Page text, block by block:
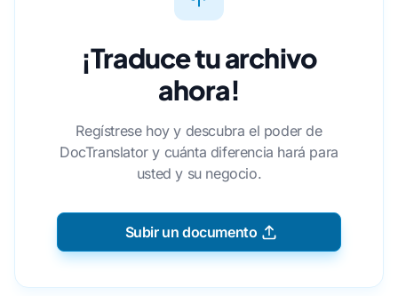
¡Traduce tu archivo
ahora!
Regístrese hoy y descubra el poder de
DocTranslator y cuánta diferencia hará para
usted y su negocio.
Subir un documento